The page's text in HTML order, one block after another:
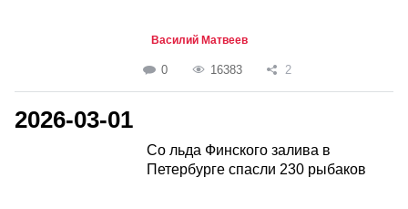
Василий Матвеев
0 16383 2
2026-03-01
Со льда Финского залива в
Петербурге спасли 230 рыбаков